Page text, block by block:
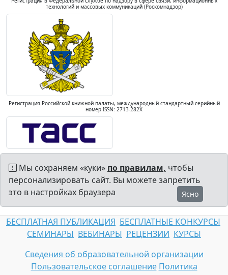
технологий и массовых коммуникаций (Роскомнадзор)
Регистрация Российской книжной палаты, международный стандартный серийный
номер ISSN: 2713-282X
Мы сохраняем «куки» по правилам, чтобы
персонализировать сайт. Вы можете запретить
это в настройках браузера
Ясно
БЕСПЛАТНАЯ ПУБЛИКАЦИЯ БЕСПЛАТНЫЕ КОНКУРСЫ
СЕМИНАРЫ ВЕБИНАРЫ РЕЦЕНЗИИ КУРСЫ
Сведения об образовательной организации
Пользовательское соглашение Политика